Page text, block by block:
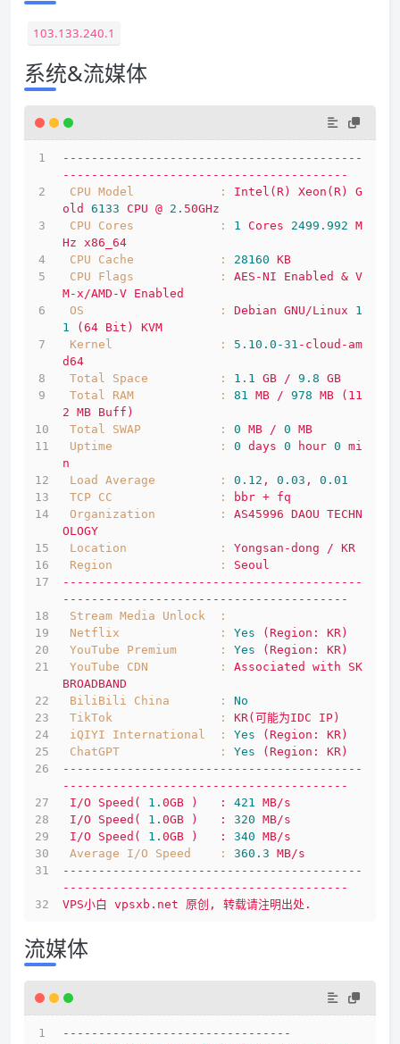
103.133.240.1
系统&流媒体
------------------------------------------
----------------------------------------
CPU Model            :
Intel(R) Xeon(R)
G
old
6133 CPU @ 2. 50GHz
CPU Cores            :
1 Cores 2499.992 M
Hz x86_64
CPU Cache            :
28160 KB
CPU Flags            :
AES-NI Enabled & V
M-x/AMD-V Enabled
OS                   :
Debian GNU/Linux
1
1
(64 Bit)
KVM
Kernel               :
5.10 .0 -31 -cloud-am
d64
Total Space          :
1.1 GB / 9.8 GB
Total RAM            :
81 MB / 978 MB
(11
2 MB Buff)
Total SWAP           :
0 MB / 0 MB
Uptime               :
0 days 0 hour 0 mi
n
Load Average         :
0.12 , 0.03 ,
0.01
TCP CC               :
bbr + fq
Organization         :
AS45996 DAOU TECHN
OLOGY
Location             :
Yongsan-dong / KR
Region               :
Seoul
------------------------------------------
----------------------------------------
Stream Media Unlock  :
Netflix              :
Yes (Region:
KR)
YouTube Premium      :
Yes (Region:
KR)
YouTube CDN          :
Associated with
SK
BROADBAND
BiliBili China       :
No
TikTok               :
KR(可能为IDC
IP)
iQIYI International  :
Yes (Region:
KR)
ChatGPT              :
Yes (Region:
KR)
------------------------------------------
----------------------------------------
I/O
Speed( 1. 0GB ) : 421 MB/s
I/O
Speed( 1. 0GB ) : 320 MB/s
I/O
Speed( 1. 0GB ) : 340 MB/s
Average I/O Speed    :
360.3 MB/s
------------------------------------------
----------------------------------------
VPS小白 vpsxb.net 原创, 转载请注明出处.
流媒体
--------------------------------